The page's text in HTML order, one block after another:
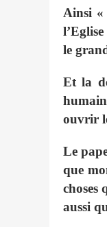
Ainsi «
le
Et la
ouvrir
Le
que
choses
aussi